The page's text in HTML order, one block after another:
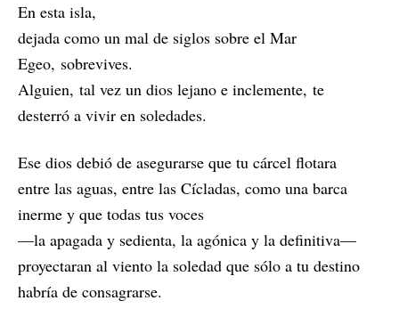
En esta isla,
dejada como un mal de siglos sobre el Mar
Egeo, sobrevives.
Alguien, tal vez un dios lejano e inclemente, te
desterró a vivir en soledades.
Ese dios debió de asegurarse que tu cárcel flotara
entre las aguas, entre las Cícladas, como una barca
inerme y que todas tus voces
—la apagada y sedienta, la agónica y la definitiva—
proyectaran al viento la soledad que sólo a tu destino
habría de consagrarse.